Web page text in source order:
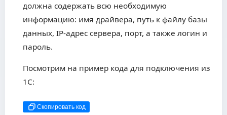
должна содержать всю необходимую
информацию: имя драйвера, путь к файлу базы
данных, IP-адрес сервера, порт, а также логин и
пароль.
Посмотрим на пример кода для подключения из
1С:
Скопировать код